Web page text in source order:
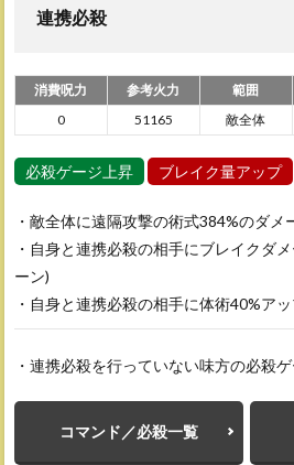
連携必殺
消費呪力 参考火力 範囲
0
51165 敵全体
必殺ゲージ上昇 ブレイク量アップ
・敵全体に遠隔攻撃の術式384%のダメ
・自身と連携必殺の相手にブレイクダ
ーン)
・自身と連携必殺の相手に体術40%ア
・連携必殺を行っていない味方の必殺
コマンド／必殺一覧